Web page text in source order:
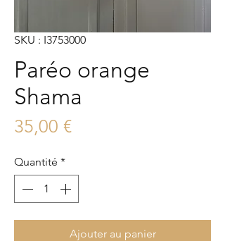
SKU : I3753000
Paréo orange
Shama
35,00 €Prix
Quantité *
Ajouter au panier